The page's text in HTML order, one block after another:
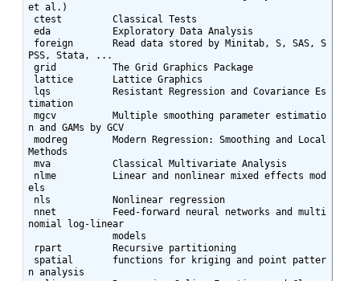
et al.)
PSS, Stata, ...
timation
n and GAMs by GCV
Methods
els
nomial log-linear
n analysis